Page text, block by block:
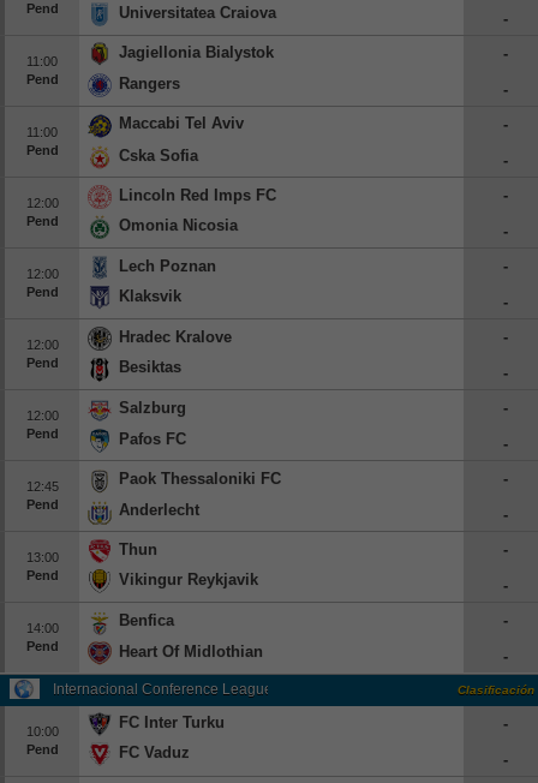
Pend
Universitatea Craiova
-
11:00
Pend
Jagiellonia Bialystok
Rangers
-
-
11:00
Pend
Maccabi Tel Aviv
Cska Sofia
-
-
12:00
Pend
Lincoln Red Imps FC
Omonia Nicosia
-
-
12:00
Pend
Lech Poznan
Klaksvik
-
-
12:00
Pend
Hradec Kralove
Besiktas
-
-
12:00
Pend
Salzburg
Pafos FC
-
-
12:45
Pend
Paok Thessaloniki FC
Anderlecht
-
-
13:00
Pend
Thun
Vikingur Reykjavik
-
-
14:00
Pend
Benfica
Heart Of Midlothian
-
-
Internacional Conference League Qualification Clasificación
10:00
Pend
FC Inter Turku
FC Vaduz
-
-